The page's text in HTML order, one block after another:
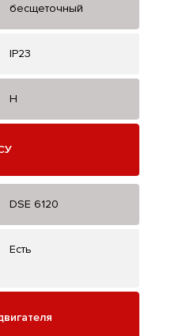
бесщеточный
IP23
H
DSE 6120
Есть